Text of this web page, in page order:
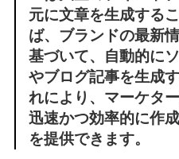
元に文章を生成する
ば、ブランドの最新
基づいて、自動的に
やブログ記事を生成
れにより、マーケタ
迅速かつ効率的に作
を提供できます。